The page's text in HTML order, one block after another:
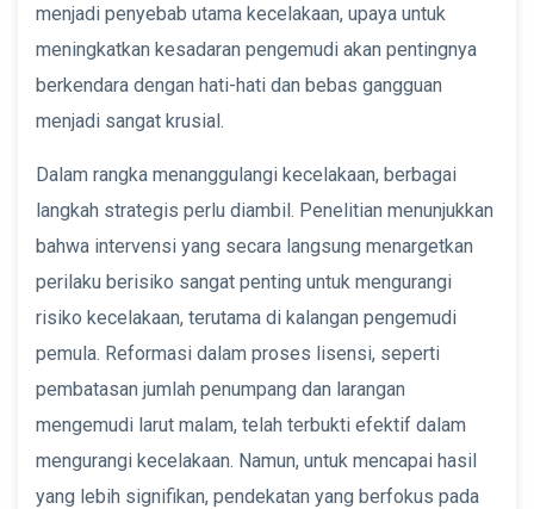
menjadi penyebab utama kecelakaan, upaya untuk
meningkatkan kesadaran pengemudi akan pentingnya
berkendara dengan hati-hati dan bebas gangguan
menjadi sangat krusial.
Dalam rangka menanggulangi kecelakaan, berbagai
langkah strategis perlu diambil. Penelitian menunjukkan
bahwa intervensi yang secara langsung menargetkan
perilaku berisiko sangat penting untuk mengurangi
risiko kecelakaan, terutama di kalangan pengemudi
pemula. Reformasi dalam proses lisensi, seperti
pembatasan jumlah penumpang dan larangan
mengemudi larut malam, telah terbukti efektif dalam
mengurangi kecelakaan. Namun, untuk mencapai hasil
yang lebih signifikan, pendekatan yang berfokus pada